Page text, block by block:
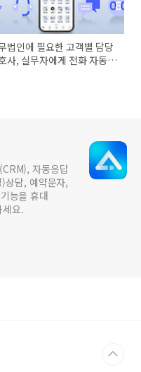
법인에 필요한 고객별 담당
사, 실무자에게 전화 자동
자동응답
상담, 예약문자,
능을 휴대
요.